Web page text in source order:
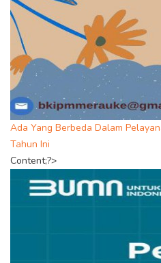
Ada Yang Berbeda Dalam
Tahun Ini
Content;?>